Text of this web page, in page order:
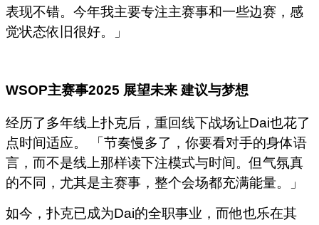
表现不错。今年我主要专注主赛事和一些边赛，感
觉状态依旧很好。」
WSOP主赛事2025 展望未来 建议与梦想
经历了多年线上扑克后，重回线下战场让Dai也花了
点时间适应。
「节奏慢多了，你要看对手的身体语
言，而不是线上那样读下注模式与时间。但气氛真
的不同，尤其是主赛事，整个会场都充满能量。」
如今，扑克已成为Dai的全职事业，而他也乐在其